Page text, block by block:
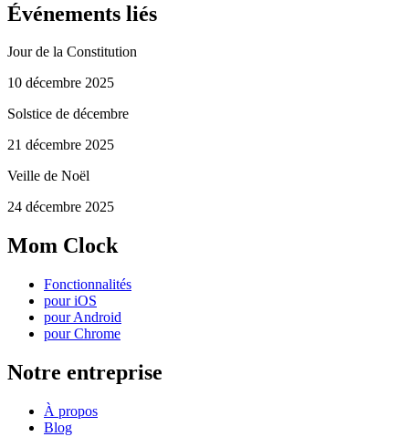
Événements liés
Jour de la Constitution
10 décembre 2025
Solstice de décembre
21 décembre 2025
Veille de Noël
24 décembre 2025
Mom Clock
Fonctionnalités
pour iOS
pour Android
pour Chrome
Notre entreprise
À propos
Blog